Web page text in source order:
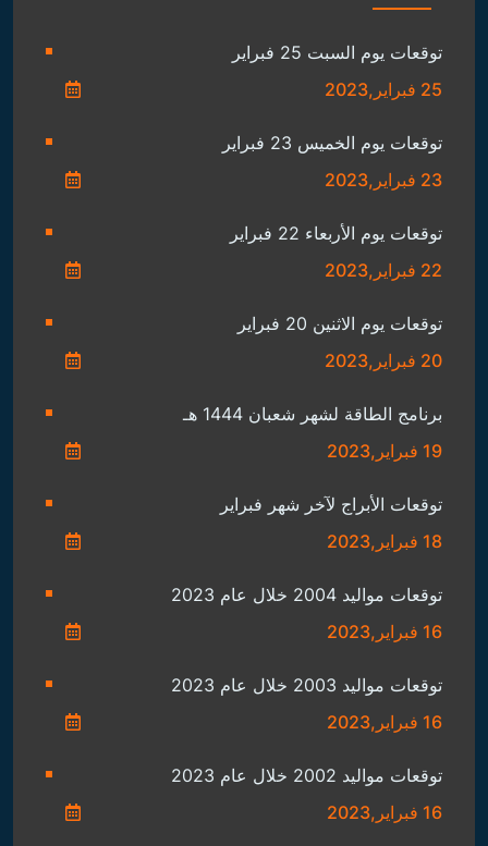
توقعات يوم السبت 25 فبراير
25 فبراير,2023
توقعات يوم الخميس 23 فبراير
23 فبراير,2023
توقعات يوم الأربعاء 22 فبراير
22 فبراير,2023
توقعات يوم الاثنين 20 فبراير
20 فبراير,2023
برنامج الطاقة لشهر شعبان 1444 هـ
19 فبراير,2023
توقعات الأبراج لآخر شهر فبراير
18 فبراير,2023
توقعات مواليد 2004 خلال عام 2023
16 فبراير,2023
توقعات مواليد 2003 خلال عام 2023
16 فبراير,2023
توقعات مواليد 2002 خلال عام 2023
16 فبراير,2023